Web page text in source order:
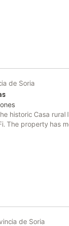
de Soria
historic Casa
The property has
de Soria